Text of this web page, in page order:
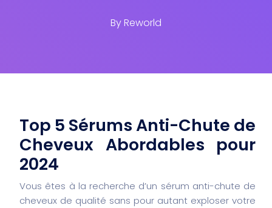
ByReworld
Top 5 Sérums Anti-Chute de
Cheveux Abordables pour
2024
Vous êtes à la recherche d’un sérum anti-chute de
cheveux de qualité sans pour autant exploser votre